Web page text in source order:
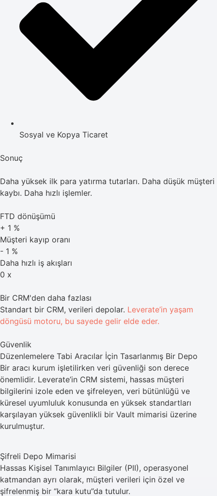
Sosyal ve Kopya Ticaret
Sonuç
Daha yüksek ilk para yatırma tutarları. Daha düşük müşteri
kaybı. Daha hızlı işlemler.
FTD dönüşümü
+ 1 %
Müşteri kayıp oranı
- 1 %
Daha hızlı iş akışları
0 x
Bir CRM'den daha fazlası
Standart bir CRM, verileri depolar. Leverate’in yaşam
döngüsü motoru, bu sayede gelir elde eder.
Güvenlik
Düzenlemelere Tabi Aracılar İçin Tasarlanmış Bir Depo
Bir aracı kurum işletilirken veri güvenliği son derece
önemlidir. Leverate’in CRM sistemi, hassas müşteri
bilgilerini izole eden ve şifreleyen, veri bütünlüğü ve
küresel uyumluluk konusunda en yüksek standartları
karşılayan yüksek güvenlikli bir Vault mimarisi üzerine
kurulmuştur.
Şifreli Depo Mimarisi
Hassas Kişisel Tanımlayıcı Bilgiler (PII), operasyonel
katmandan ayrı olarak, müşteri verileri için özel ve
şifrelenmiş bir “kara kutu”da tutulur.